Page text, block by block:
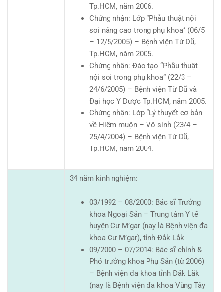
Tp.HCM, năm 2006.
Chứng nhận: Lớp “Phẫu thuật nội
soi nâng cao trong phụ khoa” (06/5
– 12/5/2005) – Bệnh viện Từ Dũ,
Tp.HCM, năm 2005.
Chứng nhận: Đào tạo “Phẫu thuật
nội soi trong phụ khoa” (22/3 –
24/6/2005) – Bệnh viện Từ Dũ và
Đại học Y Dược Tp.HCM, năm 2005.
Chứng nhận: Lớp “Lý thuyết cơ bản
về Hiếm muộn – Vô sinh (23/4 –
25/4/2004) – Bệnh viện Từ Dũ,
Tp.HCM, năm 2004.
34 năm kinh nghiệm:
03/1992 – 08/2000: Bác sĩ Trưởng
khoa Ngoại Sản – Trung tâm Y tế
huyện Cư M’gar (nay là Bệnh viện đa
khoa Cư M’gar), tỉnh Đắk Lắk
09/2000 – 07/2014: Bác sĩ chính &
Phó trưởng khoa Phụ Sản (từ 2006)
– Bệnh viện đa khoa tỉnh Đắk Lắk
(nay là Bệnh viện đa khoa Vùng Tây